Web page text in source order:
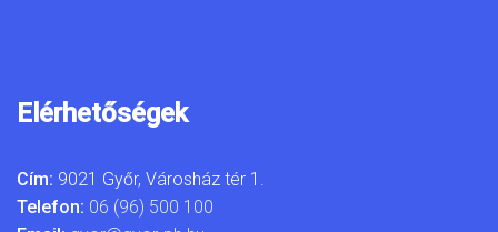
Elérhetőségek
Cím: 9021 Győr, Városház tér 1.
Telefon: 06 (96) 500 100